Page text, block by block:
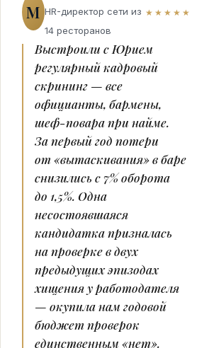
М HR-директор сети из
14 ресторанов
★★★★★
Выстроили с Юрием
регулярный кадровый
скрининг — все
официанты, бармены,
шеф-повара при найме.
За первый год потери
от «вытаскивания» в баре
снизились с 7% оборота
до 1,5%. Одна
несостоявшаяся
кандидатка призналась
на проверке в двух
предыдущих эпизодах
хищения у работодателя
— окупила нам годовой
бюджет проверок
единственным «нет».